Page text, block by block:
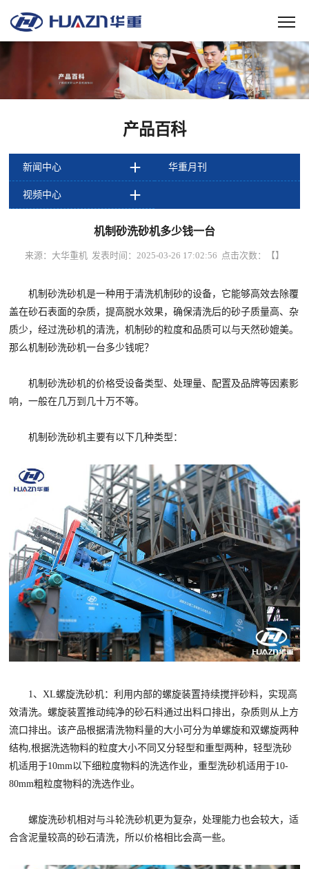
产品百科
新闻中心 华重月刊
视频中心
机制砂洗砂机多少钱一台
来源：大华重机 发表时间：2025-03-26 17:02:56 点击次数： 【】
机制砂洗砂机是一种用于清洗机制砂的设备，它能够高效去除覆
盖在砂石表面的杂质，提高脱水效果，确保清洗后的砂子质量高、杂
质少，经过洗砂机的清洗，机制砂的粒度和品质可以与天然砂媲美。
那么机制砂洗砂机一台多少钱呢？
机制砂洗砂机的价格受设备类型、处理量、配置及品牌等因素影
响，一般在几万到几十万不等。
机制砂洗砂机主要有以下几种类型：
1、XL螺旋洗砂机：利用内部的螺旋装置持续搅拌砂料，实现高
效清洗。螺旋装置推动纯净的砂石料通过出料口排出，杂质则从上方
流口排出。该产品根据清洗物料量的大小可分为单螺旋和双螺旋两种
结构,根据洗选物料的粒度大小不同又分轻型和重型两种，轻型洗砂
机适用于10mm以下细粒度物料的洗选作业，重型洗砂机适用于10-
80mm粗粒度物料的洗选作业。
螺旋洗砂机相对与斗轮洗砂机更为复杂，处理能力也会较大，适
合含泥量较高的砂石清洗，所以价格相比会高一些。